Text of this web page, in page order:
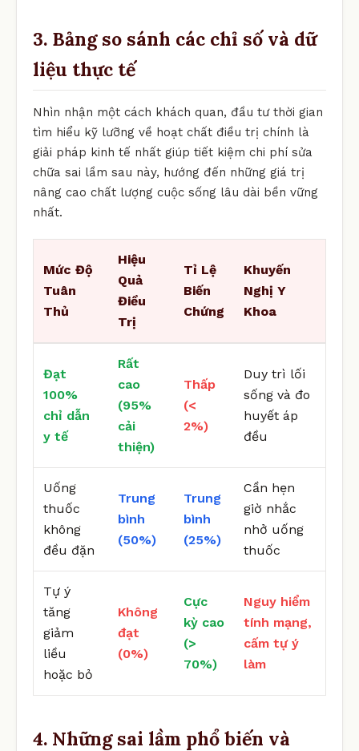
3. Bảng so sánh các chỉ số và dữ
liệu thực tế
Nhìn nhận một cách khách quan, đầu tư thời gian
tìm hiểu kỹ lưỡng về hoạt chất điều trị chính là
giải pháp kinh tế nhất giúp tiết kiệm chi phí sửa
chữa sai lầm sau này, hướng đến những giá trị
nâng cao chất lượng cuộc sống lâu dài bền vững
nhất.
Mức Độ
Tuân
Thủ
Hiệu
Quả
Điều
Trị
Tỉ Lệ
Biến
Chứng
Khuyến
Nghị Y
Khoa
Đạt
100%
chỉ dẫn
y tế
Rất
cao
(95%
cải
thiện)
Thấp
(<
2%)
Duy trì lối
sống và đo
huyết áp
đều
Uống
thuốc
không
đều đặn
Trung
bình
(50%)
Trung
bình
(25%)
Cần hẹn
giờ nhắc
nhở uống
thuốc
Tự ý
tăng
giảm
liều
hoặc bỏ
Không
đạt
(0%)
Cực
kỳ cao
(>
70%)
Nguy hiểm
tính mạng,
cấm tự ý
làm
4. Những sai lầm phổ biến và